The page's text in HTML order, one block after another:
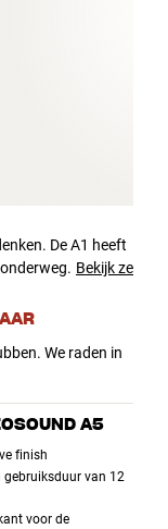
De A1 heeft
Bekijk ze
We raden in
A5
finish
gebruiksduur van 12
voor de